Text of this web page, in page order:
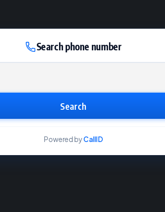
Search phone number
Search
Powered byCallID